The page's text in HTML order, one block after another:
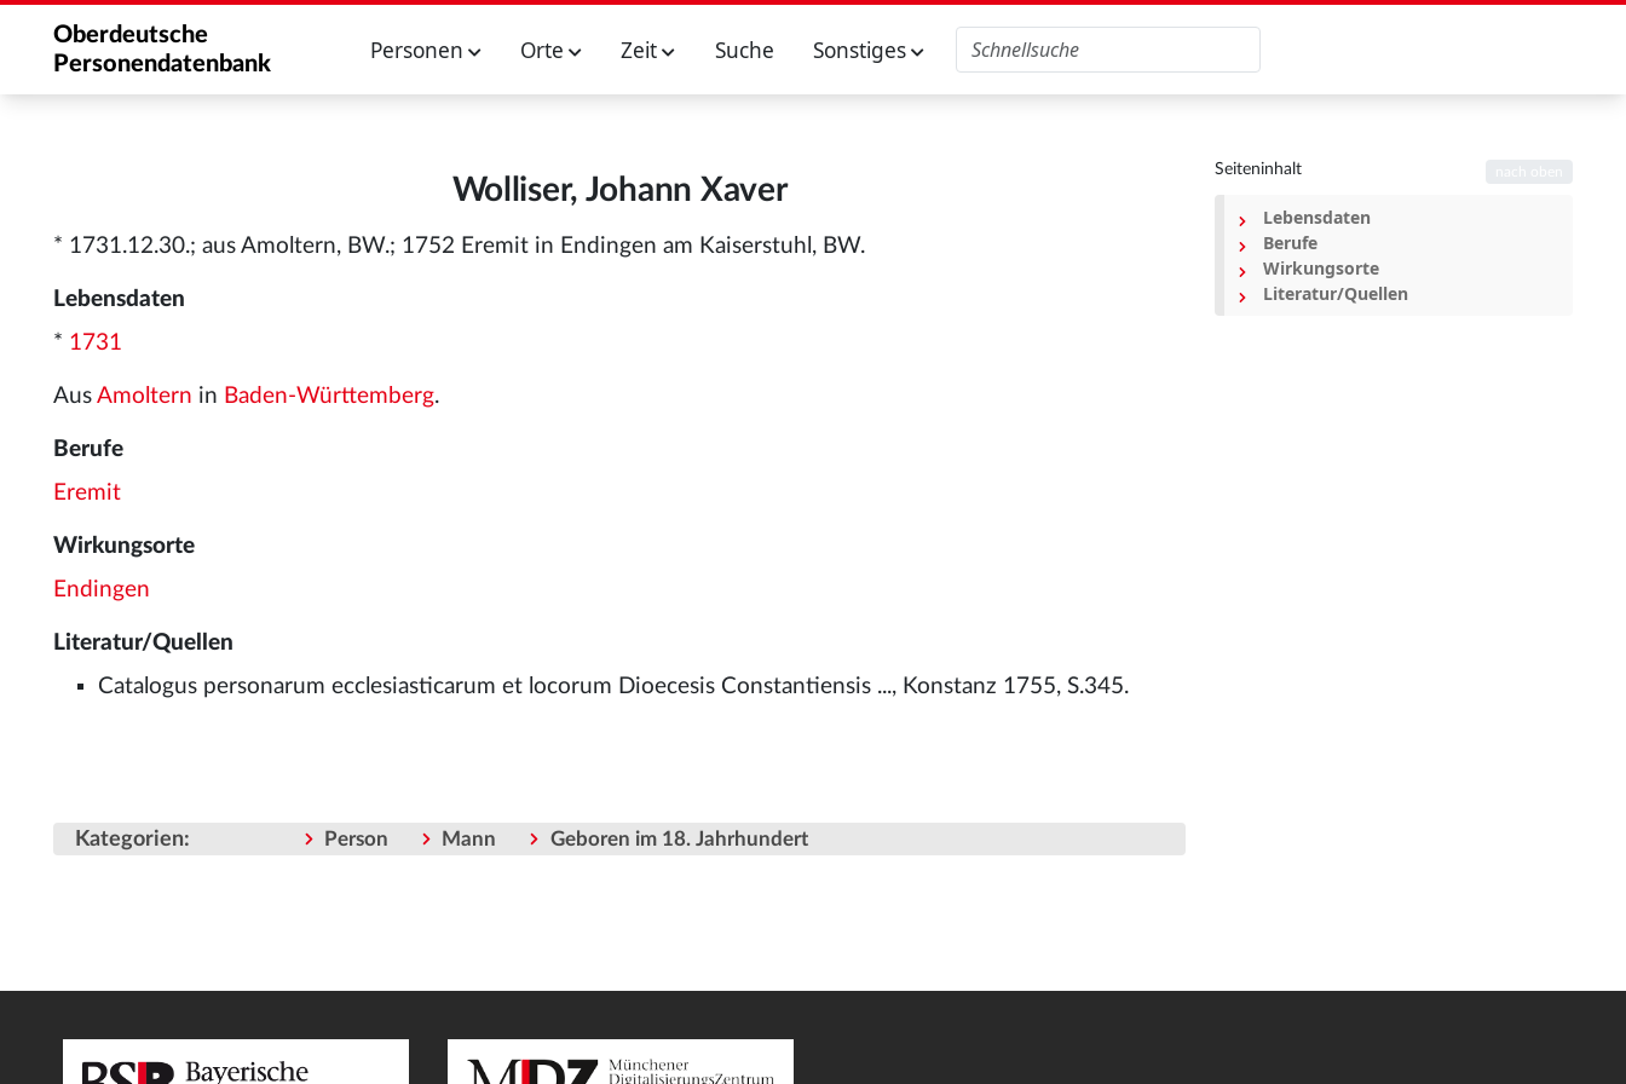
Oberdeutsche
Personendatenbank
Personen Orte Zeit Suche Sonstiges
Wolliser, Johann Xaver
* 1731.12.30.; aus Amoltern, BW.; 1752 Eremit in Endingen am Kaiserstuhl, BW.
Lebensdaten
* 1731
Aus Amoltern in Baden-Württemberg.
Berufe
Eremit
Wirkungsorte
Endingen
Literatur/Quellen
Catalogus personarum ecclesiasticarum et locorum Dioecesis Constantiensis ..., Konstanz 1755, S.345.
Kategorien: Person Mann Geboren im 18. Jahrhundert
Seiteninhalt
Lebensdaten
Berufe
Wirkungsorte
Literatur/Quellen